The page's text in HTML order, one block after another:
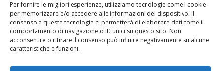
Per fornire le migliori esperienze, utilizziamo tecnologie come i cookie
per memorizzare e/o accedere alle informazioni del dispositivo. Il
consenso a queste tecnologie ci permetterà di elaborare dati come il
comportamento di navigazione o ID unici su questo sito. Non
acconsentire o ritirare il consenso può influire negativamente su alcune
caratteristiche e funzioni.